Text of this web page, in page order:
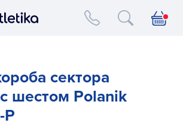
Interatletika logo
сектора
шестом Polanik
P